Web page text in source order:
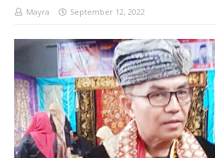
Mayra September 12, 2022